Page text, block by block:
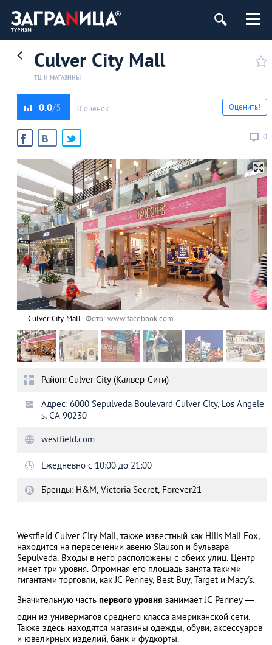
АЗАД
Culver City Mall
ТЦ И МАГАЗИНЫ
0.0 0 оценок
0
Оценить!
Culver City Mall Фото:www.facebook.com
Район: Culver City (Калвер-Сити)
Адрес: 6000 Sepulveda Boulevard Culver City, Los Angele
s, CA 90230
westfield.com
Ежедневно с 10:00 до 21:00
Бренды: H&M, Victoria Secret, Forever21
Westfield Culver City Mall, также известный как Hills Mall Fox,
находится на пересечении авеню Slauson и бульвара
Sepulveda. Входы в него расположены с обеих улиц. Центр
имеет три уровня. Огромная его площадь занята такими
гигантами торговли, как JC Penney, Best Buy, Target и Macy's.
Значительную часть первого уровня занимает JC Penney ―
один из универмагов среднего класса американской сети.
Также здесь находятся магазины одежды, обуви, аксессуаров
и ювелирных изделий, банк и фудкорты.